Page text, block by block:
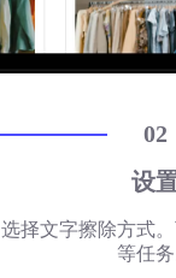
02
设
选择文字擦除方式
等任务